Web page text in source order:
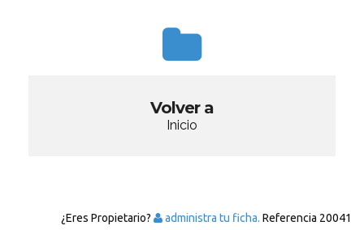
Volver a
Inicio
¿Eres Propietario? administra tu ficha. Referencia 20041